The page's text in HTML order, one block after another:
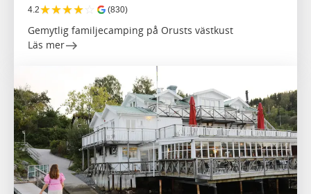
4.2★★★★☆ (830)
Gemytlig familjecamping på Orusts västkust
Läs mer